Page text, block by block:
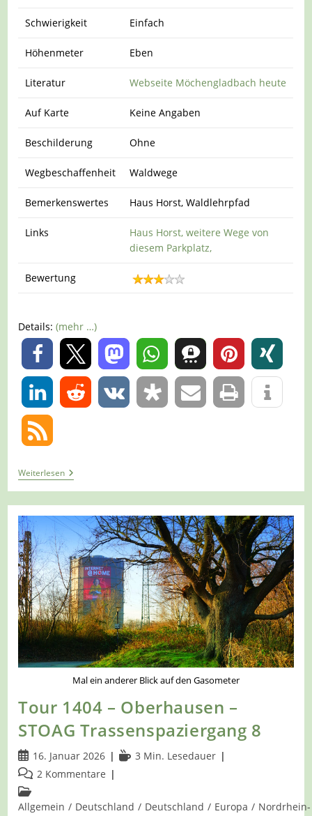
Schwierigkeit Einfach
Höhenmeter Eben
Literatur Webseite Möchengladbach heute
Auf Karte Keine Angaben
Beschilderung Ohne
Wegbeschaffenheit Waldwege
Bemerkenswertes Haus Horst, Waldlehrpfad
Links Haus Horst,weitere Wege von
diesem Parkplatz,
Bewertung
Details: (mehr …)
0
0
WeiterlesenTour
1409
–
Mönchengladbach-
Giesenkirchen
–
Auf
Dem
Waldlehrpfad
Haus
Horst
Mal ein anderer Blick auf den Gasometer
Tour 1404 – Oberhausen –
STOAG Trassenspaziergang 8
Beitrag
veröffentlicht:
16. Januar 2026 Lesedauer:
3 Min. Lesedauer
Beitrags-
Kommentare:
2 Kommentare
Beitrags-
Kategorie:
Allgemein / Deutschland / Deutschland / Europa / Nordrhein-